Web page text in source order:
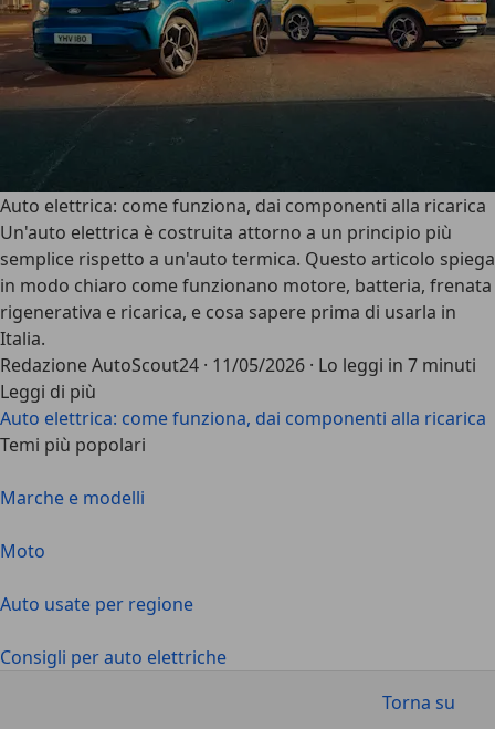
Auto elettrica: come funziona, dai componenti alla ricarica
Un'auto elettrica è costruita attorno a un principio più
semplice rispetto a un'auto termica. Questo articolo spiega
in modo chiaro come funzionano motore, batteria, frenata
rigenerativa e ricarica, e cosa sapere prima di usarla in
Italia.
Redazione AutoScout24 · 11/05/2026 · Lo leggi in 7 minuti
Leggi di più
Auto elettrica: come funziona, dai componenti alla ricarica
Temi più popolari
Marche e modelli
Moto
Auto usate per regione
Consigli per auto elettriche
Torna su